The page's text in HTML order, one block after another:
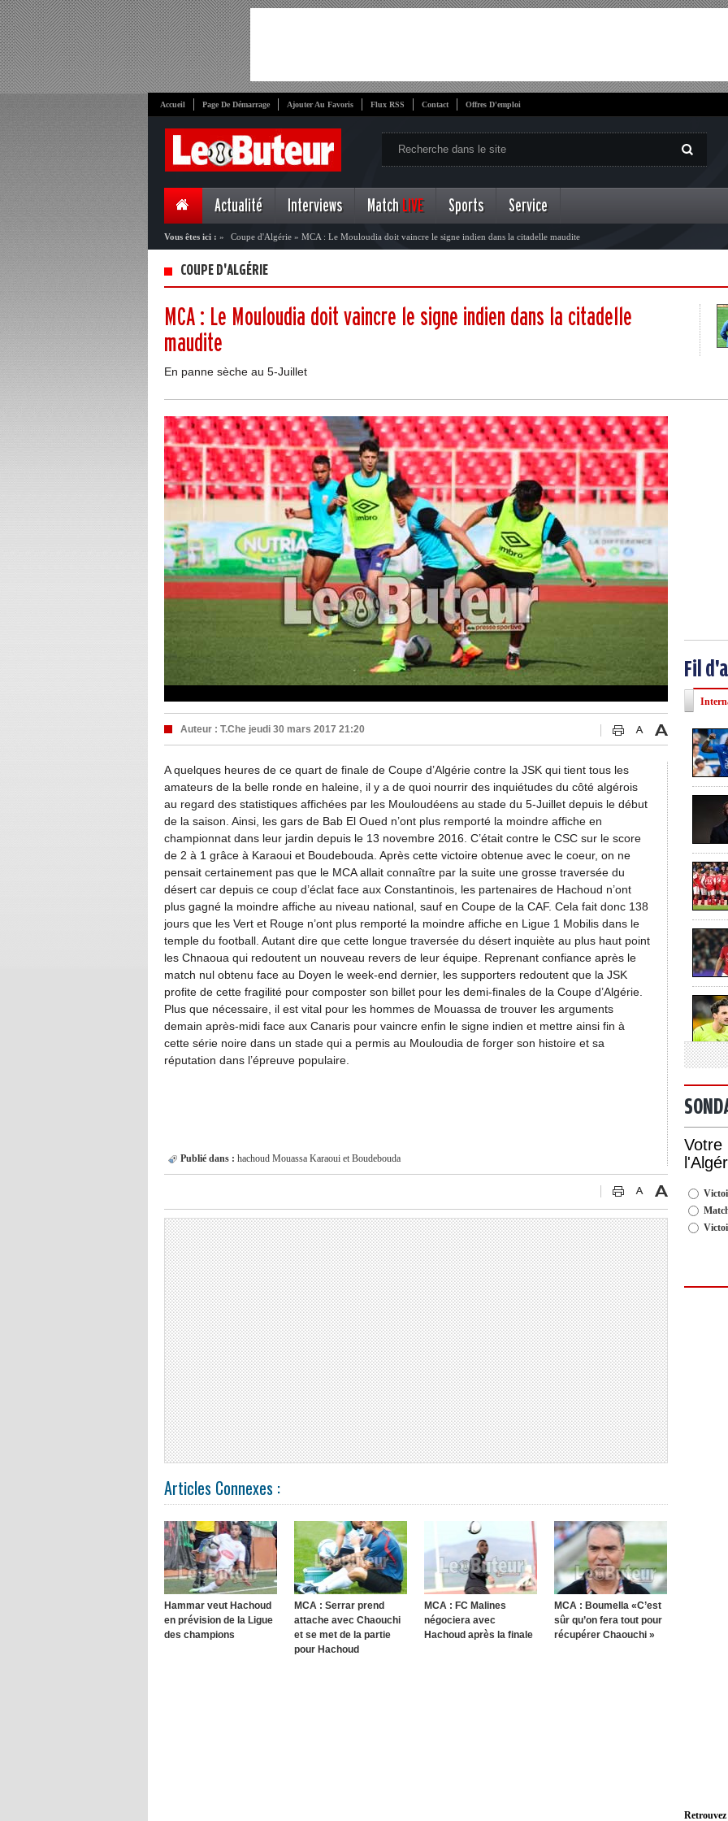
Accueil Page De Démarrage Ajouter Au Favoris Flux RSS Contact Offres D'emploi
Actualité Interviews Match LIVE Sports Service
Vous êtes ici : » Coupe d'Algérie » MCA : Le Mouloudia doit vaincre le signe indien dans la citadelle maudite
COUPE D'ALGÉRIE
MCA : Le Mouloudia doit vaincre le signe indien dans la citadelle
maudite
En panne sèche au 5-Juillet
Auteur : T.Che jeudi 30 mars 2017 21:20
A quelques heures de ce quart de finale de Coupe d’Algérie contre la JSK qui tient tous les
amateurs de la belle ronde en haleine, il y a de quoi nourrir des inquiétudes du côté algérois
au regard des statistiques affichées par les Mouloudéens au stade du 5-Juillet depuis le début
de la saison. Ainsi, les gars de Bab El Oued n’ont plus remporté la moindre affiche en
championnat dans leur jardin depuis le 13 novembre 2016. C’était contre le CSC sur le score
de 2 à 1 grâce à Karaoui et Boudebouda. Après cette victoire obtenue avec le coeur, on ne
pensait certainement pas que le MCA allait connaître par la suite une grosse traversée du
désert car depuis ce coup d’éclat face aux Constantinois, les partenaires de Hachoud n’ont
plus gagné la moindre affiche au niveau national, sauf en Coupe de la CAF. Cela fait donc 138
jours que les Vert et Rouge n’ont plus remporté la moindre affiche en Ligue 1 Mobilis dans le
temple du football. Autant dire que cette longue traversée du désert inquiète au plus haut point
les Chnaoua qui redoutent un nouveau revers de leur équipe. Reprenant confiance après le
match nul obtenu face au Doyen le week-end dernier, les supporters redoutent que la JSK
profite de cette fragilité pour composter son billet pour les demi-finales de la Coupe d’Algérie.
Plus que nécessaire, il est vital pour les hommes de Mouassa de trouver les arguments
demain après-midi face aux Canaris pour vaincre enfin le signe indien et mettre ainsi fin à
cette série noire dans un stade qui a permis au Mouloudia de forger son histoire et sa
réputation dans l’épreuve populaire.
Publié dans : hachoud Mouassa Karaoui et Boudebouda
Articles Connexes :
Hammar veut Hachoud
en prévision de la Ligue
des champions
MCA : Serrar prend
attache avec Chaouchi
et se met de la partie
pour Hachoud
MCA : FC Malines
négociera avec
Hachoud après la finale
MCA : Boumella «C’est
sûr qu’on fera tout pour
récupérer Chaouchi »
Fil
Votre